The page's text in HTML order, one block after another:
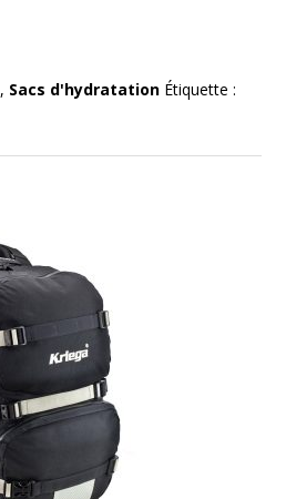
, Sacs d'hydratation Étiquette :